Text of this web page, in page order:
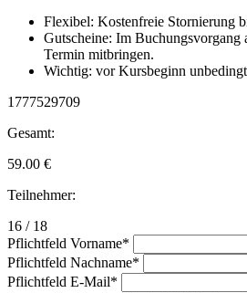
Flexibel: Kostenfreie Stornierung
Gutscheine: Im Buchungsvorgang
Termin mitbringen.
Wichtig: vor Kursbeginn unbedingt
1777529709
Gesamt:
59.00 €
Teilnehmer:
16 / 18
Pflichtfeld Vorname*
Pflichtfeld Nachname*
Pflichtfeld E-Mail*